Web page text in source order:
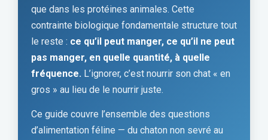
que dans les protéines animales. Cette
contrainte biologique fondamentale structure tout
le reste : ce qu’il peut manger, ce qu’il ne peut
pas manger, en quelle quantité, à quelle
fréquence. L’ignorer, c’est nourrir son chat « en
gros » au lieu de le nourrir juste.
Ce guide couvre l’ensemble des questions
d’alimentation féline — du chaton non sevré au